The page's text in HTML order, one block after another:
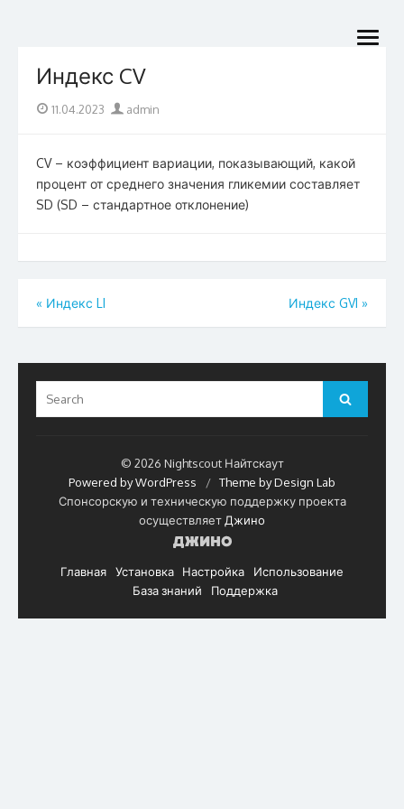
open
Индекс CV
Posted
11.04.2023 Author
admin
CV – коэффициент вариации, показывающий, какой
процент от среднего значения гликемии составляет
SD (SD – стандартное отклонение)
Навигация
по
записям
« Индекс LI Индекс GVI »
for:
Search
© 2026 Nightscout Найтскаут
Powered by WordPress
/ Theme by Design Lab
Спонсорскую и техническую поддержку проекта
осуществляет Джино
Главная Установка Настройка
Использование
База знаний
Поддержка